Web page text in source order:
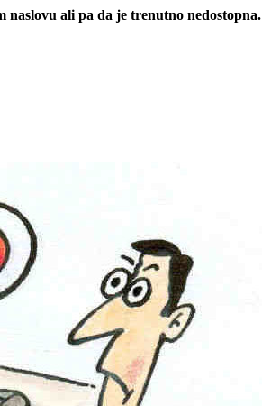
naslovu ali pa da je trenutno nedostopna.